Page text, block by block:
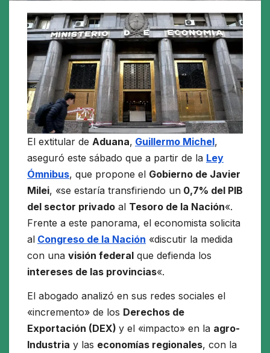
El extitular de Aduana, Guillermo Michel,
aseguró este sábado que a partir de la Ley
Ómnibus, que propone el Gobierno de Javier
Milei, «se estaría transfiriendo un 0,7% del PIB
del sector privado al Tesoro de la Nación«.
Frente a este panorama, el economista solicita
al Congreso de la Nación «discutir la medida
con una visión federal que defienda los
intereses de las provincias«.
El abogado analizó en sus redes sociales el
«incremento» de los Derechos de
Exportación (DEX) y el «impacto» en la agro-
Industria y las economías regionales, con la